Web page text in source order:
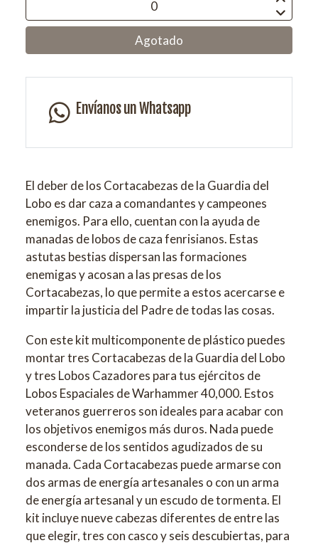
Agotado
Envíanos un Whatsapp
El deber de los Cortacabezas de la Guardia del
Lobo es dar caza a comandantes y campeones
enemigos. Para ello, cuentan con la ayuda de
manadas de lobos de caza fenrisianos. Estas
astutas bestias dispersan las formaciones
enemigas y acosan a las presas de los
Cortacabezas, lo que permite a estos acercarse e
impartir la justicia del Padre de todas las cosas.
Con este kit multicomponente de plástico puedes
montar tres Cortacabezas de la Guardia del Lobo
y tres Lobos Cazadores para tus ejércitos de
Lobos Espaciales de Warhammer 40,000. Estos
veteranos guerreros son ideales para acabar con
los objetivos enemigos más duros. Nada puede
esconderse de los sentidos agudizados de su
manada. Cada Cortacabezas puede armarse con
dos armas de energía artesanales o con un arma
de energía artesanal y un escudo de tormenta. El
kit incluye nueve cabezas diferentes de entre las
que elegir, tres con casco y seis descubiertas, para